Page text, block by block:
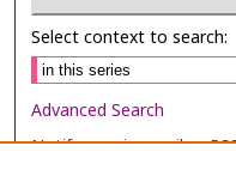
Select context to search:
Advanced Search
Notify me via email or